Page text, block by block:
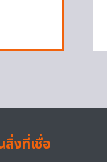
สิ่งที่เชื่อ